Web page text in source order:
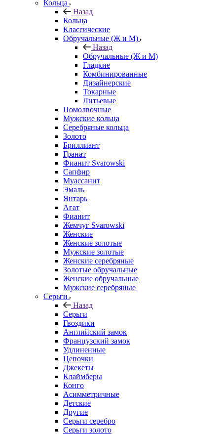
Кольца
Назад
Кольца
Классические
Обручальные (Ж и М)
Назад
Обручальные (Ж и М)
Гладкие
Комбинированные
Дизайнерские
Токарные
Литьевые
Помолвочные
Мужские кольца
Серебряные кольца
Золото
Бриллиант
Гранат
Фианит Svarowski
Сапфир
Муассанит
Эмаль
Янтарь
Агат
Фианит
Жемчуг Svarowski
Женские
Женские золотые
Мужские золотые
Женские серебряные
Золотые обручальные
Женские обручальные
Мужские серебряные
Серьги
Назад
Серьги
Гвоздики
Английский замок
Французский замок
Удлиненные
Цепочки
Джекеты
Клаймберы
Конго
Асимметричные
Детские
Другие
Серьги серебро
Серьги золото